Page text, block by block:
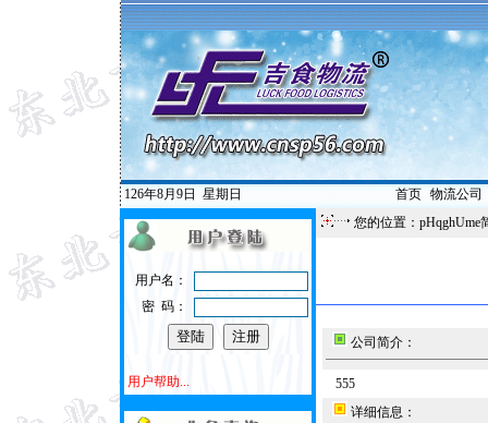
126年8月9日 星期日 首页| 物流公司
用户名：
密 码：
用户帮助...
您的位置：pHqghUme
公司简介：
555
详细信息：